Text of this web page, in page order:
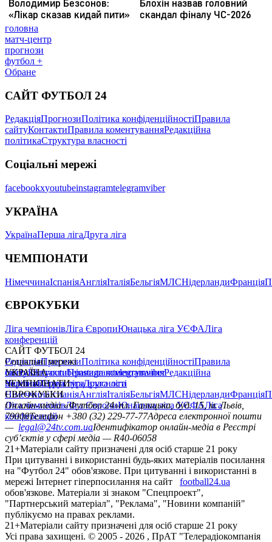
головна
матч-центр
прогнози
футбол +
Обране
САЙТ ФУТБОЛ 24
РедакціяПрогнозиПолітика конфіденційностіПравила
сайтуКонтактиПравила коментуванняРедакційна
політикаСтруктура власності
Соціальні мережі
facebookxyoutubeinstagramtelegramviber
УКРАЇНА
УкраїнаПерша лігаДруга ліга
ЧЕМПІОНАТИ
НімеччинаІспаніяАнгліяІталіяБельгіяМЛСНідерландиФранція
ЄВРОКУБКИ
Ліга чемпіонівЛіга ЄвропиЮнацька ліга УЄФАЛіга
конференцій
САЙТ ФУТБОЛ 24
РедакціяПрогнозиПолітика конфіденційностіПравила
сайтуКонтактиПравила коментуванняРедакційна
політикаСтруктура власності
Соціальні мережі
facebookxyoutubeinstagramtelegramviber
УКРАЇНА
УкраїнаПерша лігаДруга ліга
ЧЕМПІОНАТИ
НімеччинаІспаніяАнгліяІталіяБельгіяМЛСНідерландиФранція
ЄВРОКУБКИ
Ліга чемпіонівЛіга ЄвропиЮнацька ліга УЄФАЛіга
конференцій
Онлайн-медіа «Футбол 24»пл. Галицька, буд. 15, м. Львів,
79008Телефон +380 (32) 229-77-77Адреса електронної пошти
— legal@24tv.com.uaІдентифікатор онлайн-медіа в Реєстрі
суб’єктів у сфері медіа — R40-06058
21+Матеріали сайту призначені для осіб старше 21 року
При цитуванні і використанні будь-яких матеріалів посилання
на "Футбол 24" обов'язкове. При цитуванні і використанні в
мережі Інтернет гіперпосилання на сайт
football24.ua
обов'язкове. Матеріали зі знаком "Спецпроект",
"Партнерський матеріал", "Реклама", "Новини компаній"
публікуємо на правах реклами.
21+Матеріали сайту призначені для осіб старше 21 року
Усi права захищенi. © 2005 - 2026 , ПрАТ "Телерадіокомпанія